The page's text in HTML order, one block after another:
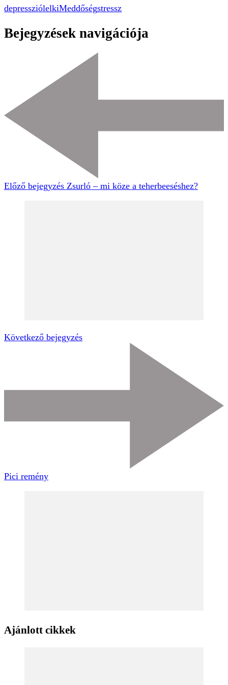
depressziólelkiMeddőségstressz
Bejegyzések navigációja
Előző bejegyzés Zsurló – mi köze a teherbeeséshez?
Következő bejegyzés
Pici remény
Ajánlott cikkek